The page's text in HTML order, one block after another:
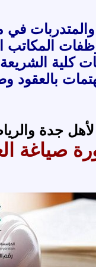
والمتدربات في
المكاتب
كلية
بالعقود
جدة
صياغة